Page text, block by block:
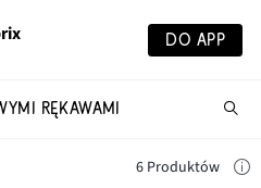
DO APP
RĘKAWAMI
6 Produktów